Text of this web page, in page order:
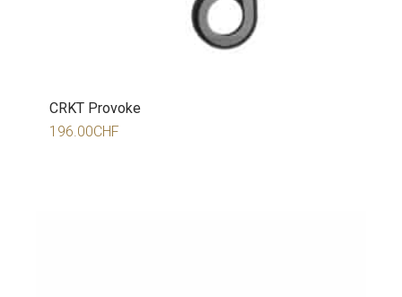
CRKT Provoke
196.00CHF